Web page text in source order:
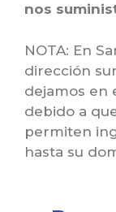
nos
NOTA: En
dirección
dejamos en
debido a
permiten
hasta su